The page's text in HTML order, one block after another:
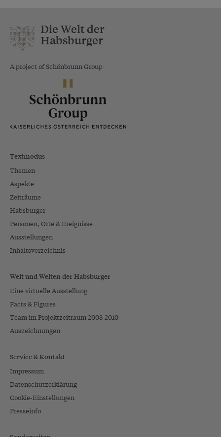
Die Welt der
Habsburger
A project of Schönbrunn Group
Textmodus
Themen
Aspekte
Zeiträume
Habsburger
Personen, Orte & Ereignisse
Ausstellungen
Inhaltsverzeichnis
Welt und Welten der Habsburger
Eine virtuelle Ausstellung
Facts & Figures
Team im Projektzeitraum 2008-2010
Auszeichnungen
Service & Kontakt
Impressum
Datenschutzerklärung
Cookie-Einstellungen
Presseinfo